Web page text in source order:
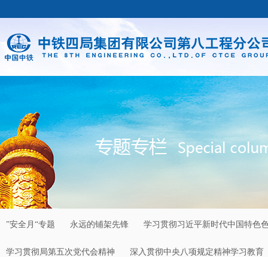
”安全月“专题 永远的铺架先锋 学习贯彻习近平新时代中国特色
学习贯彻局第五次党代会精神 深入贯彻中央八项规定精神学习教育